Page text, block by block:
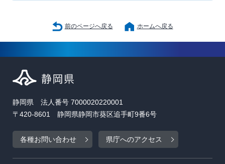
前のページへ戻る ホームへ戻る
静岡県 法人番号 7000020220001
〒420-8601 静岡県静岡市葵区追手町9番6号
各種お問い合わせ 県庁へのアクセス